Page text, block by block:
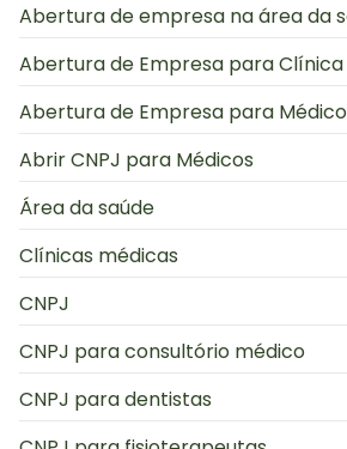
Abertura de empresa na área da
Abertura de Empresa para
Abertura de Empresa para
Abrir CNPJ para Médicos
Área da saúde
Clínicas médicas
CNPJ
CNPJ para consultório médico
CNPJ para dentistas